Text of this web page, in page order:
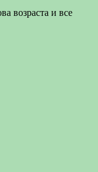
возраста и все